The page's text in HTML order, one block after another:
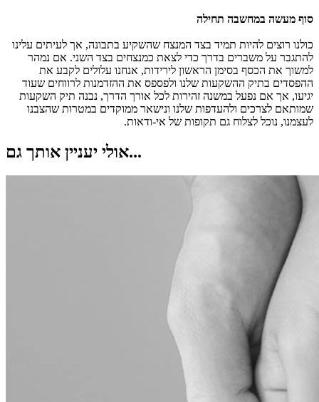
סוף מעשה במחשבה תחילה
כולנו רוצים להיות תמיד בצד המנצח שהשקיע בתבונה, אך לעיתים עלינו
להתגבר על משברים בדרך כדי לצאת כמנצחים בצד השני. אם נמהר
למשוך את הכסף בסימן הראשון לירידות, אנחנו עלולים לקבע את
ההפסדים בתיק ההשקעות שלנו ולפספס את ההזדמנות לרווחים שעוד
יגיעו, אך אם נפעל במשנה זהירות לכל אורך הדרך, נבנה תיק השקעות
שמותאם לצרכים ולהעדפות שלנו ונישאר ממוקדים במטרות שהצבנו
לעצמנו, נוכל לצלוח גם תקופות של אי-ודאות.
אולי יעניין אותך גם...